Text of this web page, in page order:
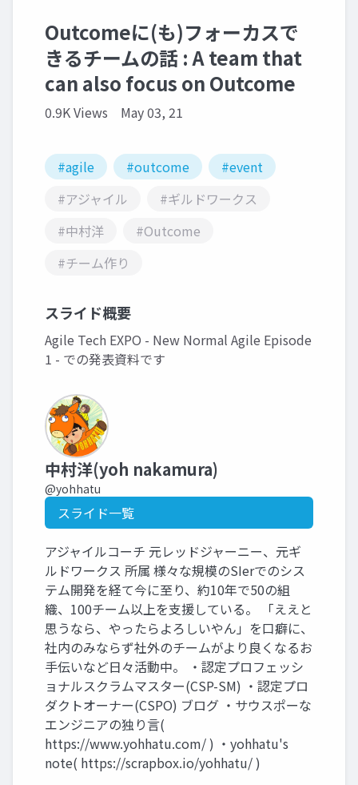
Outcomeに(も)フォーカスで
きるチームの話 : A team that
can also focus on Outcome
0.9K Views May 03, 21
#agile #outcome
#event
#アジャイル
#ギルドワークス
#中村洋
#Outcome
#チーム作り
スライド概要
Agile Tech EXPO - New Normal Agile Episode
1 - での発表資料です
中村洋(yoh nakamura)
@yohhatu
スライド一覧
アジャイルコーチ 元レッドジャーニー、元ギ
ルドワークス 所属 様々な規模のSIerでのシス
テム開発を経て今に至り、約10年で50の組
織、100チーム以上を支援している。 「ええと
思うなら、やったらよろしいやん」を口癖に、
社内のみならず社外のチームがより良くなるお
手伝いなど日々活動中。 ・認定プロフェッシ
ョナルスクラムマスター(CSP-SM) ・認定プロ
ダクトオーナー(CSPO) ブログ ・サウスポーな
エンジニアの独り言(
https://www.yohhatu.com/ ) ・yohhatu's
note( https://scrapbox.io/yohhatu/ )